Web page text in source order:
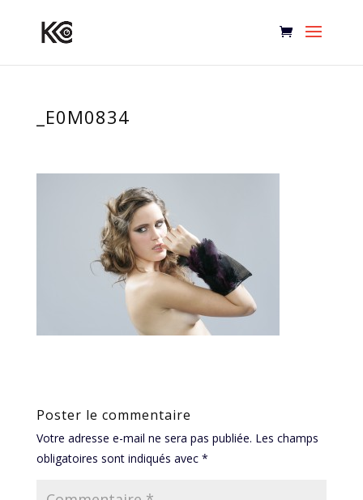
_E0M0834
Poster le commentaire
Votre adresse e-mail ne sera pas publiée. Les champs
obligatoires sont indiqués avec *